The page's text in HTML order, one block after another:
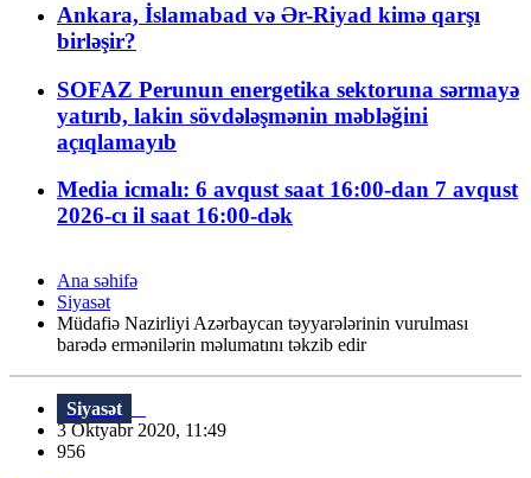
Ankara, İslamabad və Ər-Riyad kimə qarşı
birləşir?
SOFAZ Perunun energetika sektoruna sərmayə
yatırıb, lakin sövdələşmənin məbləğini
açıqlamayıb
Media icmalı: 6 avqust saat 16:00-dan 7 avqust
2026-cı il saat 16:00-dək
Ana səhifə
Siyasət
Müdafiə Nazirliyi Azərbaycan təyyarələrinin vurulması
barədə ermənilərin məlumatını təkzib edir
Siyasət
3 Oktyabr 2020, 11:49
956